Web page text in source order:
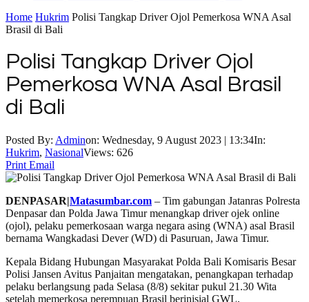
Home Hukrim Polisi Tangkap Driver Ojol Pemerkosa WNA Asal
Brasil di Bali
Polisi Tangkap Driver Ojol
Pemerkosa WNA Asal Brasil
di Bali
Posted By: Adminon: Wednesday, 9 August 2023 | 13:34In:
Hukrim, NasionalViews: 626
Print Email
DENPASAR|Matasumbar.com – Tim gabungan Jatanras Polresta
Denpasar dan Polda Jawa Timur menangkap driver ojek online
(ojol), pelaku pemerkosaan warga negara asing (WNA) asal Brasil
bernama Wangkadasi Dever (WD) di Pasuruan, Jawa Timur.
Kepala Bidang Hubungan Masyarakat Polda Bali Komisaris Besar
Polisi Jansen Avitus Panjaitan mengatakan, penangkapan terhadap
pelaku berlangsung pada Selasa (8/8) sekitar pukul 21.30 Wita
setelah memerkosa perempuan Brasil berinisial GWL.